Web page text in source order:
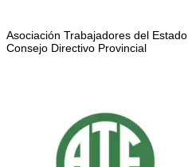
Asociación Trabajadores del Estado
Consejo Directivo Provincial